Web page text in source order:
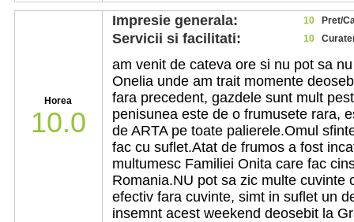
Horea
10.0
Impresie generala: 10 Pret/
Servicii si facilitati: 10
am venit de cateva ore si nu pot sa
Onelia unde am trait momente
fara precedent, gazdele sunt mult
penisunea este de o frumusete rara,
de ARTA pe toate palierele.Omul
fac cu suflet.Atat de frumos a fost
multumesc Familiei Onita care fac
Romania.NU pot sa zic multe cuvinte
efectiv fara cuvinte, simt in suflet un
insemnt acest weekend deosebit la